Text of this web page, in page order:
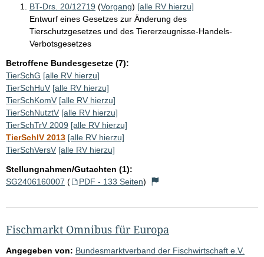
BT-Drs. 20/12719 (Vorgang) [alle RV hierzu]
Entwurf eines Gesetzes zur Änderung des
Tierschutzgesetzes und des Tiererzeugnisse-Handels-
Verbotsgesetzes
Betroffene Bundesgesetze (7):
TierSchG [alle RV hierzu]
TierSchHuV [alle RV hierzu]
TierSchKomV [alle RV hierzu]
TierSchNutztV [alle RV hierzu]
TierSchTrV 2009 [alle RV hierzu]
TierSchlV 2013 [alle RV hierzu]
TierSchVersV [alle RV hierzu]
Stellungnahmen/Gutachten (1):
SG2406160007 ( PDF - 133 Seiten)
Fischmarkt Omnibus für Europa
Angegeben von: Bundesmarktverband der Fischwirtschaft e.V.